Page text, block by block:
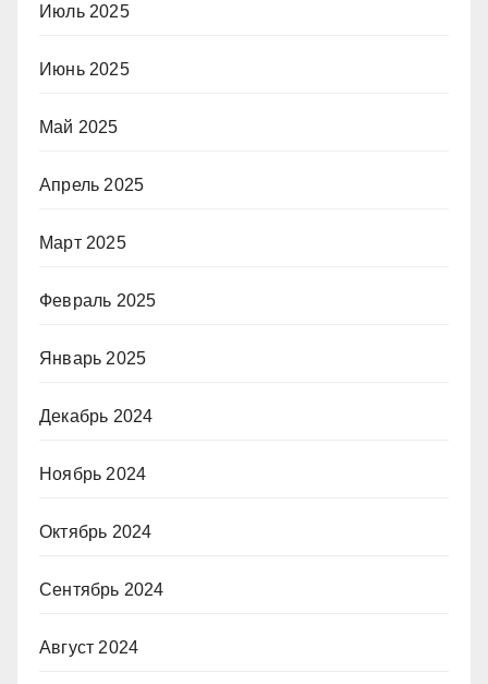
Июль 2025
Июнь 2025
Май 2025
Апрель 2025
Март 2025
Февраль 2025
Январь 2025
Декабрь 2024
Ноябрь 2024
Октябрь 2024
Сентябрь 2024
Август 2024